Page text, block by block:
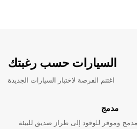
السيارات حسب رغبتك
اغتنم الفرصة لاختبار السيارات الجديدة
مدمج
وموفر للوقود إلى طراز صديق للبيئة